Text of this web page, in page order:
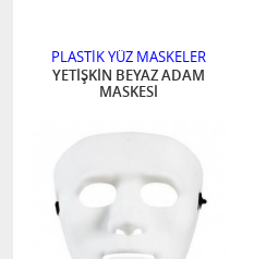
PLASTİK YÜZ MASKELER
YETİŞKİN BEYAZ ADAM
MASKESİ